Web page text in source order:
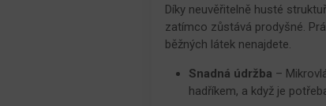
Díky neuvěřitelně husté
zatímco zůstává prodyšné.
běžných látek nenajdete.
Snadná údržba –
hadříkem, a když je